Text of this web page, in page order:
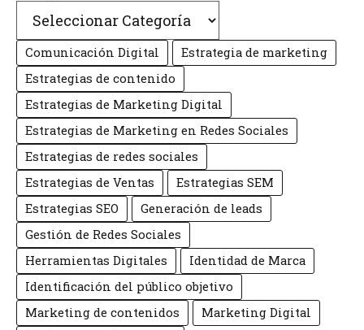
Comunicación Digital
Estrategia de marketing
Estrategias de contenido
Estrategias de Marketing Digital
Estrategias de Marketing en Redes Sociales
Estrategias de redes sociales
Estrategias de Ventas
Estrategias SEM
Estrategias SEO
Generación de leads
Gestión de Redes Sociales
Herramientas Digitales
Identidad de Marca
Identificación del público objetivo
Marketing de contenidos
Marketing Digital